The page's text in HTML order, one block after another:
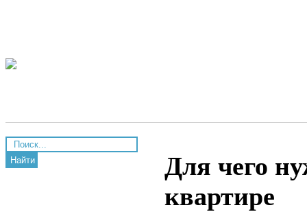
Найти
Для чего
квартире